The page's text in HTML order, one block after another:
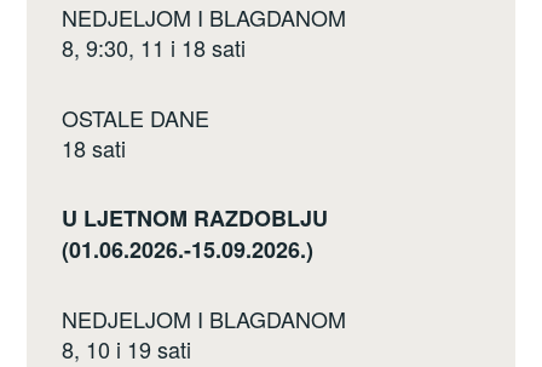
NEDJELJOM I BLAGDANOM
8, 9:30, 11 i 18 sati
OSTALE DANE
18 sati
U LJETNOM RAZDOBLJU
(01.06.2026.-15.09.2026.)
NEDJELJOM I BLAGDANOM
8, 10 i 19 sati